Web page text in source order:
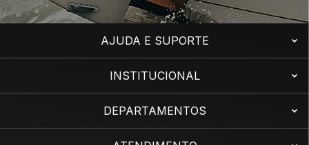
AJUDA E SUPORTE
INSTITUCIONAL
DEPARTAMENTOS